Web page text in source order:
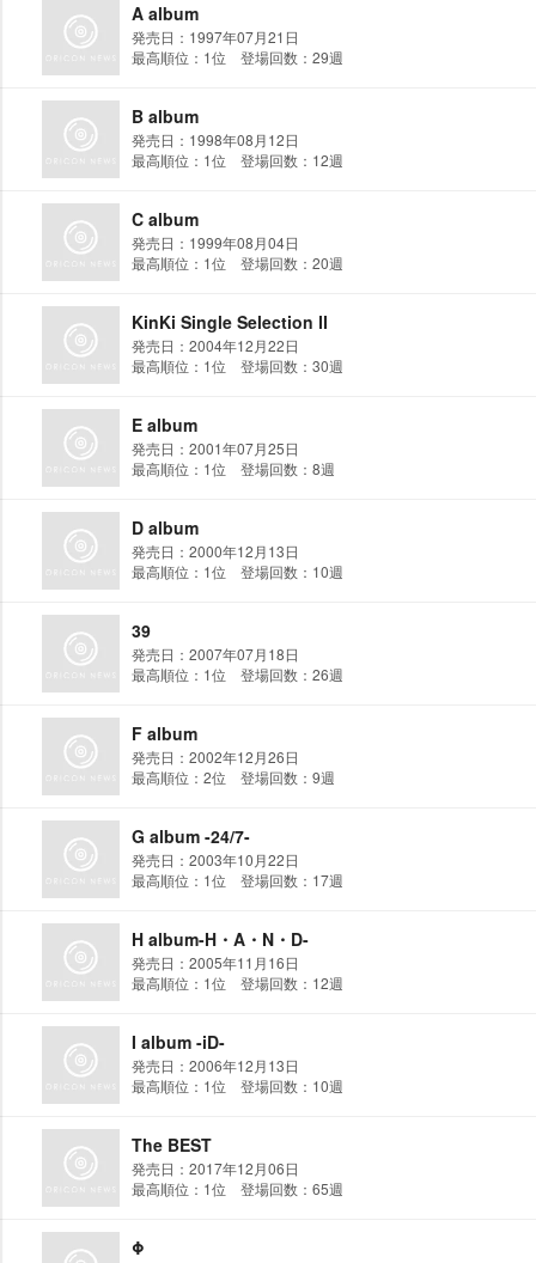
A album
発売日：1997年07月21日
最高順位：1位 登場回数：29週
B album
発売日：1998年08月12日
最高順位：1位 登場回数：12週
C album
発売日：1999年08月04日
最高順位：1位 登場回数：20週
KinKi Single Selection Ⅱ
発売日：2004年12月22日
最高順位：1位 登場回数：30週
E album
発売日：2001年07月25日
最高順位：1位 登場回数：8週
D album
発売日：2000年12月13日
最高順位：1位 登場回数：10週
39
発売日：2007年07月18日
最高順位：1位 登場回数：26週
F album
発売日：2002年12月26日
最高順位：2位 登場回数：9週
G album -24/7-
発売日：2003年10月22日
最高順位：1位 登場回数：17週
H album-H・A・N・D-
発売日：2005年11月16日
最高順位：1位 登場回数：12週
I album -iD-
発売日：2006年12月13日
最高順位：1位 登場回数：10週
The BEST
発売日：2017年12月06日
最高順位：1位 登場回数：65週
Φ